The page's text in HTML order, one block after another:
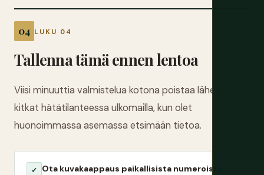
LUKU 04
Tallenna tämä ennen lentoa
Viisi minuuttia valmistelua kotona poistaa lähes kaikki
kitkat hätätilanteessa ulkomailla, kun olet
huonoimmassa asemassa etsimään tietoa.
✓ Ota kuvakaappaus paikallisista numeroista